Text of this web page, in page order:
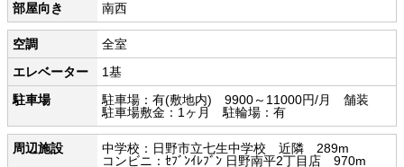
部屋向き
南西
空調
全室
エレベーター
1基
駐車場
駐車場：有(敷地内) 9900～11000円/月 舗装
駐車場敷金：1ヶ月 駐輪場：有
周辺施設
中学校：日野市立七生中学校 近隣 289m
コンビニ：ｾﾌﾞﾝｲﾚﾌﾞﾝ 日野南平2丁目店 970m